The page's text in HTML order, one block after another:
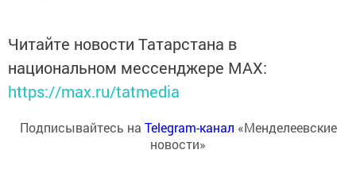
Читайте новости Татарстана в
национальном мессенджере MАХ:
https://max.ru/tatmedia
Подписывайтесь на Telegram-канал «Менделеевские
новости»